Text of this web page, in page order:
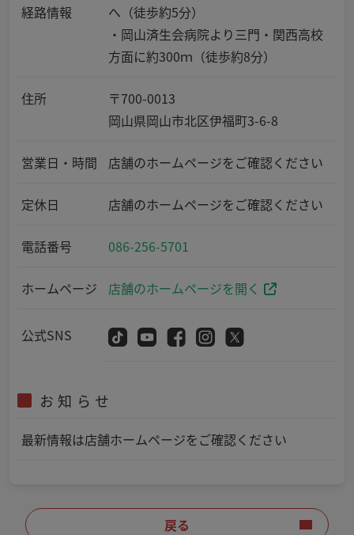
経路情報
へ（徒歩約5分）
・岡山済生会病院より三門・関西高校
方面に約300ｍ（徒歩約8分）
住所
〒700-0013
岡山県岡山市北区伊福町3-6-8
営業日・時間 店舗のホームページをご確認ください
定休日 店舗のホームページをご確認ください
電話番号 086-256-5701
ホームページ 店舗のホームページを開く
公式SNS
お知らせ
最新情報は店舗ホームページをご確認ください
戻る